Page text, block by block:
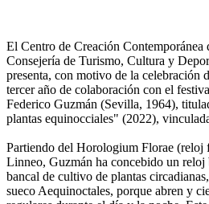
El Centro de Creación
Consejería de Turismo, Cultura y
presenta, con motivo de la celebración
tercer año de colaboración con el
Federico Guzmán (Sevilla, 1964),
plantas equinocciales" (2022),
Partiendo del Horologium Florae (reloj
Linneo, Guzmán ha concebido un reloj
bancal de cultivo de plantas
sueco Aequinoctales, porque abren y